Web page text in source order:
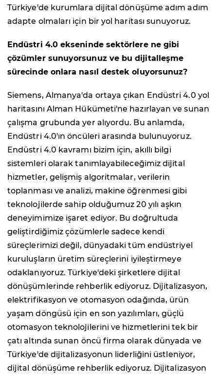
Türkiye'de kurumlara dijital dönüşüme adım adım
adapte olmaları için bir yol haritası sunuyoruz.
Endüstri 4.0 ekseninde sektörlere ne gibi
çözümler sunuyorsunuz ve bu dijitalleşme
sürecinde onlara nasıl destek oluyorsunuz?
Siemens, Almanya'da ortaya çıkan Endüstri 4.0 yol
haritasını Alman Hükümeti'ne hazırlayan ve sunan
çalışma grubunda yer alıyordu. Bu anlamda,
Endüstri 4.0'ın öncüleri arasında bulunuyoruz.
Endüstri 4.0 kavramı bizim için, akıllı bilgi
sistemleri olarak tanımlayabileceğimiz dijital
hizmetler, gelişmiş algoritmalar, verilerin
toplanması ve analizi, makine öğrenmesi gibi
teknolojilerde sahip olduğumuz 20 yılı aşkın
deneyimimize işaret ediyor. Bu doğrultuda
geliştirdiğimiz çözümlerle sadece kendi
süreçlerimizi değil, dünyadaki tüm endüstriyel
kuruluşların üretim süreçlerini iyileştirmeye
odaklanıyoruz. Türkiye'deki şirketlere dijital
dönüşümlerinde rehberlik ediyoruz. Dijitalizasyon,
elektrifikasyon ve otomasyon odağında, ürün
yaşam döngüsü için en son yazılımları, güçlü
otomasyon teknolojilerini ve hizmetlerini tek bir
çatı altında sunan öncü firma olarak dünyada ve
Türkiye'de dijitalizasyonun liderliğini üstleniyor,
dijital dönüşüme rehberlik ediyoruz. Dijitalizasyon